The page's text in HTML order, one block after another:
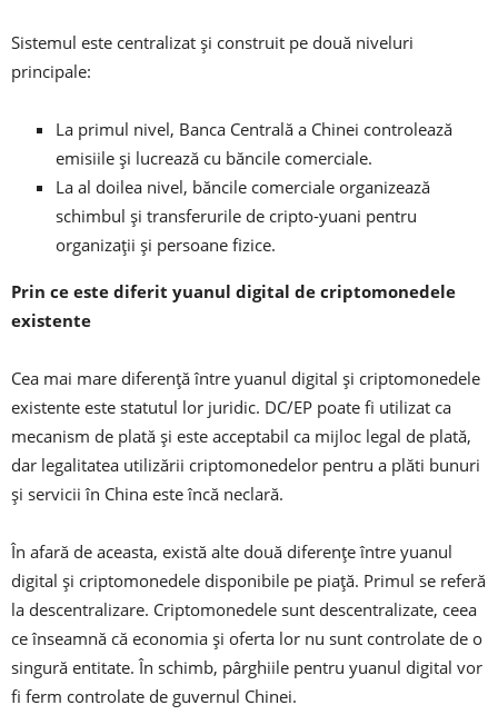
Sistemul este centralizat și construit pe două niveluri
principale:
La primul nivel, Banca Centrală a Chinei controlează
emisiile și lucrează cu băncile comerciale.
La al doilea nivel, băncile comerciale organizează
schimbul și transferurile de cripto-yuani pentru
organizații și persoane fizice.
Prin ce este diferit yuanul digital de criptomonedele
existente
Cea mai mare diferență între yuanul digital și criptomonedele
existente este statutul lor juridic. DC/EP poate fi utilizat ca
mecanism de plată și este acceptabil ca mijloc legal de plată,
dar legalitatea utilizării criptomonedelor pentru a plăti bunuri
și servicii în China este încă neclară.
În afară de aceasta, există alte două diferențe între yuanul
digital și criptomonedele disponibile pe piață. Primul se referă
la descentralizare. Criptomonedele sunt descentralizate, ceea
ce înseamnă că economia și oferta lor nu sunt controlate de o
singură entitate. În schimb, pârghiile pentru yuanul digital vor
fi ferm controlate de guvernul Chinei.